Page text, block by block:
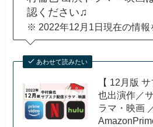
認ください♫
※ 2022年12月1日現在の情報
あわせて読みたい
【 12月版
也出演作／
ラマ・映画